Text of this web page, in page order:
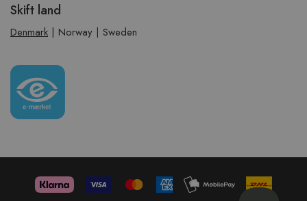
Skift land
Denmark | Norway | Sweden